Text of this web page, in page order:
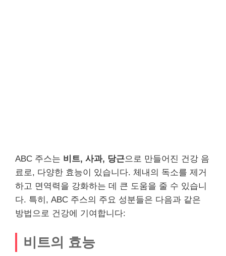
ABC 주스는 비트, 사과, 당근으로 만들어진 건강 음
료로, 다양한 효능이 있습니다. 체내의 독소를 제거
하고 면역력을 강화하는 데 큰 도움을 줄 수 있습니
다. 특히, ABC 주스의 주요 성분들은 다음과 같은
방법으로 건강에 기여합니다:
비트의 효능